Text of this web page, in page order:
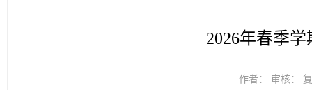
2026年春季
作者： 审核：